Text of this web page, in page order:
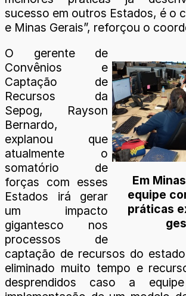
sucesso em outros Estados, é o
e Minas Gerais”, reforçou o
Em
equipe
práticas
O gerente de
Convênios e
Captação de
Recursos da
Sepog, Rayson
Bernardo,
explanou que
atualmente o
somatório de
forças com esses
Estados irá gerar
um impacto
gigantesco nos
processos de
captação de recursos do
eliminado muito tempo e
desprendidos caso a